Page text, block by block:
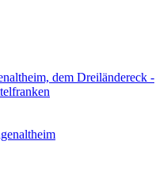
dem Dreiländereck -